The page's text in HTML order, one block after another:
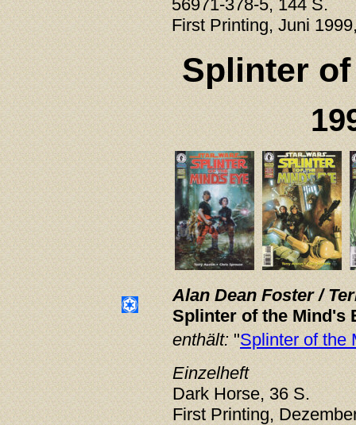
56971-378-5, 144 S.
First Printing, Juni
Splinter
Alan Dean Foster /
Splinter of the Mind's
enthält:"Splinter of the
Einzelheft
Dark Horse, 36 S.
First Printing,